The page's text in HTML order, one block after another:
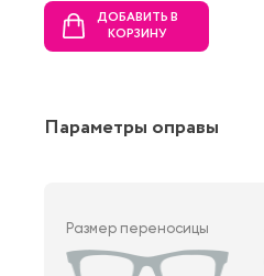
ДОБАВИТЬ В
КОРЗИНУ
Параметры оправы
Размер переносицы